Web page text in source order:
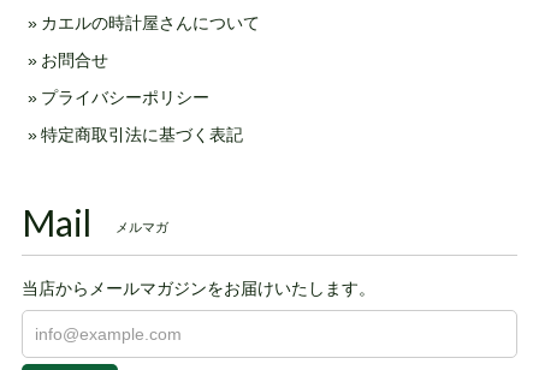
カエルの時計屋さんについて
お問合せ
プライバシーポリシー
特定商取引法に基づく表記
Mail メルマガ
当店からメールマガジンをお届けいたします。